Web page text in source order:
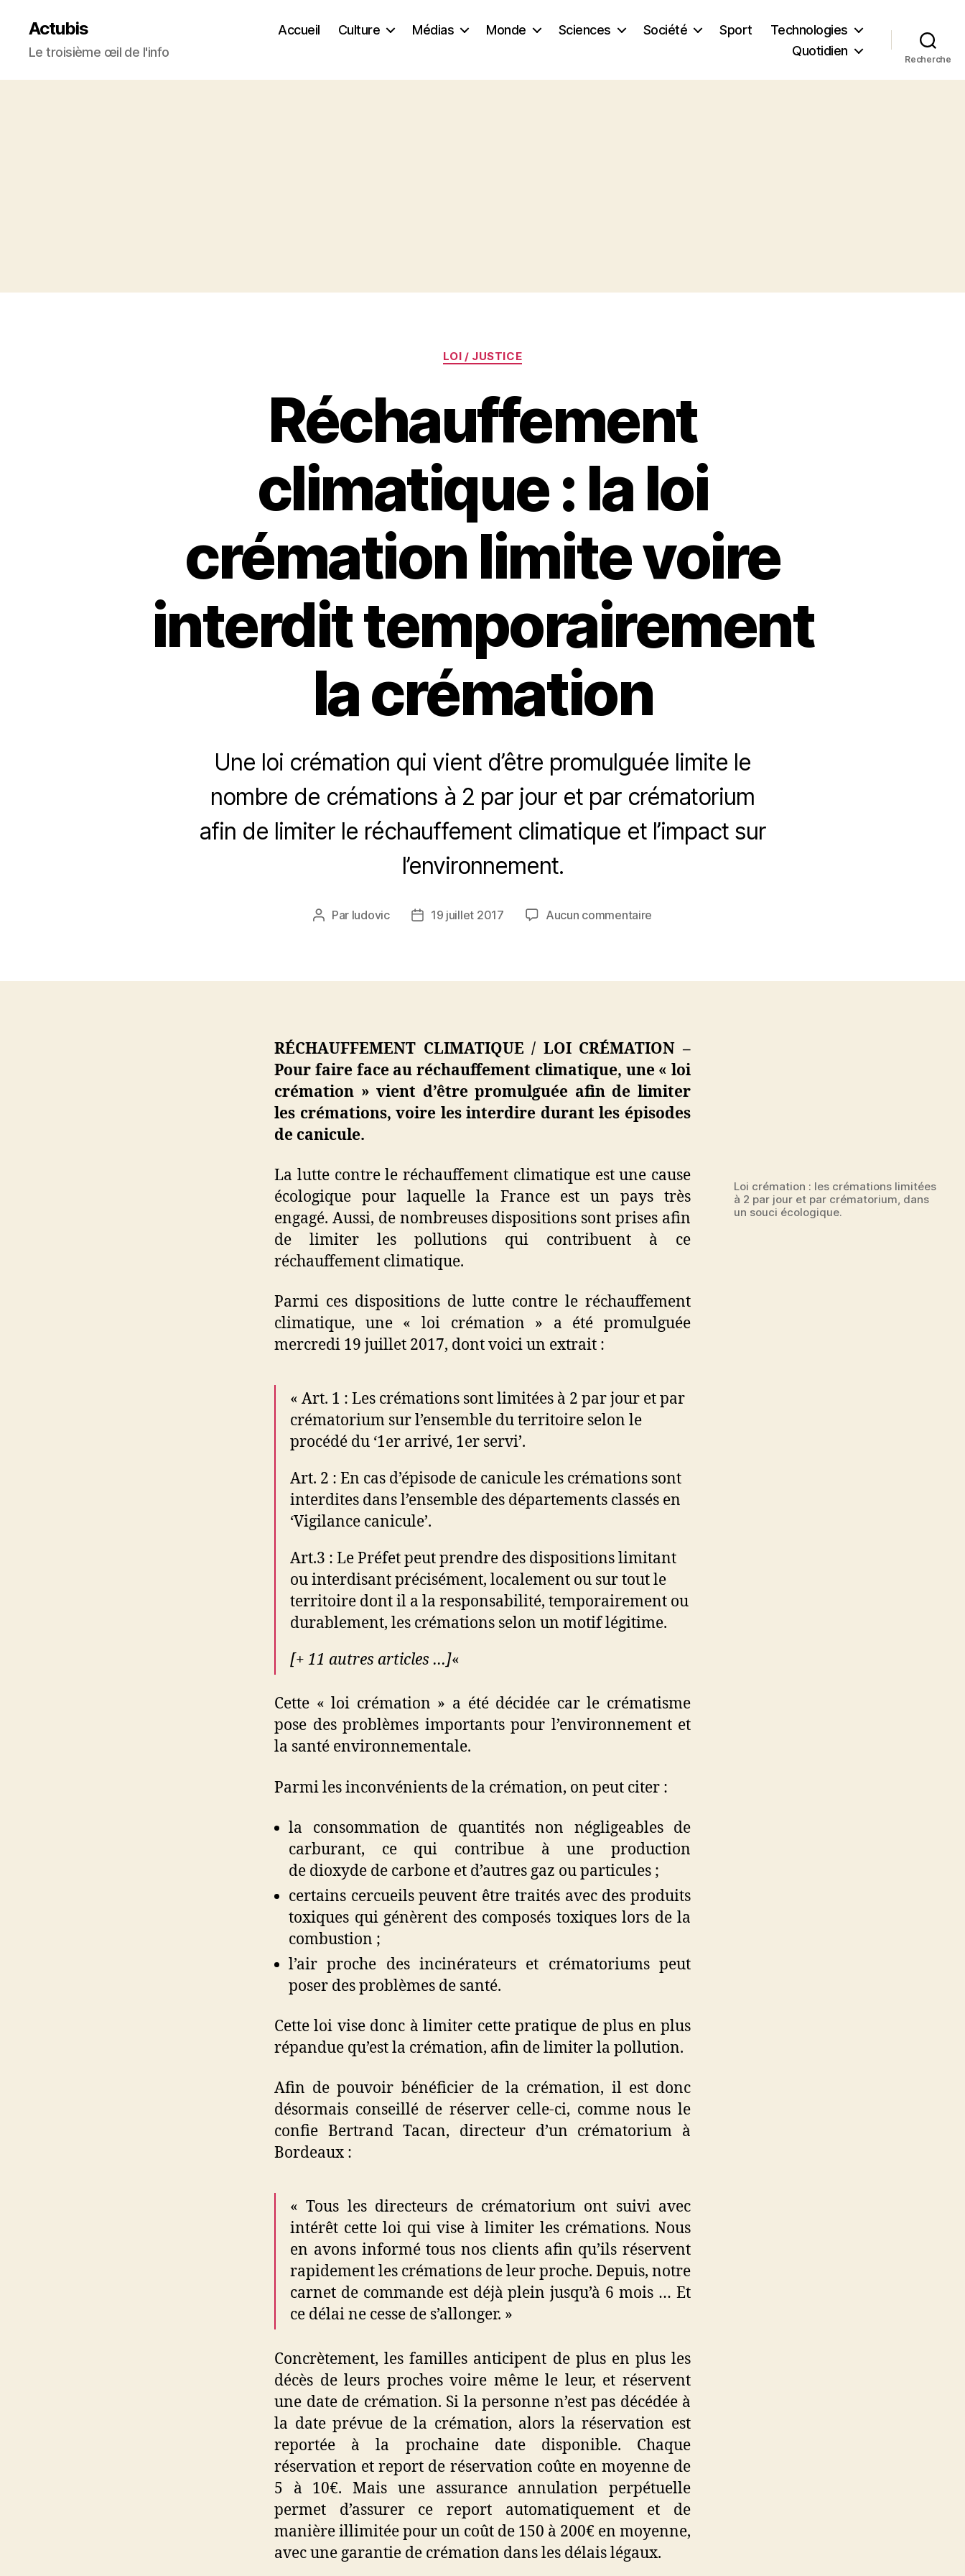
Actubis
Le troisième œil de l'info
Accueil Culture Médias Monde Sciences Société Sport
Technologies
Quotidien
Recherche
Catégories
LOI / JUSTICE
Réchauffement
climatique : la loi
crémation limite voire
interdit temporairement
la crémation
Une loi crémation qui vient d’être promulguée limite le
nombre de crémations à 2 par jour et par crématorium
afin de limiter le réchauffement climatique et l’impact sur
l’environnement.
Auteur
Par ludovic
Date19 juillet 2017 Aucun commentaire
la
voire
interdit
temporairement
crémation
RÉCHAUFFEMENT CLIMATIQUE / LOI CRÉMATION –
Pour faire face au réchauffement climatique, une « loi
crémation » vient d’être promulguée afin de limiter
les crémations, voire les interdire durant les épisodes
de canicule.
Loi crémation : les crémations limitées
à 2 par jour et par crématorium, dans
un souci écologique.
La lutte contre le réchauffement climatique est une cause
écologique pour laquelle la France est un pays très
engagé. Aussi, de nombreuses dispositions sont prises afin
de limiter les pollutions qui contribuent à ce
réchauffement climatique.
Parmi ces dispositions de lutte contre le réchauffement
climatique, une « loi crémation » a été promulguée
mercredi 19 juillet 2017, dont voici un extrait :
« Art. 1 : Les crémations sont limitées à 2 par jour et par
crématorium sur l’ensemble du territoire selon le
procédé du ‘1er arrivé, 1er servi’.
Art. 2 : En cas d’épisode de canicule les crémations sont
interdites dans l’ensemble des départements classés en
‘Vigilance canicule’.
Art.3 : Le Préfet peut prendre des dispositions limitant
ou interdisant précisément, localement ou sur tout le
territoire dont il a la responsabilité, temporairement ou
durablement, les crémations selon un motif légitime.
[+ 11 autres articles …]«
Cette « loi crémation » a été décidée car le crématisme
pose des problèmes importants pour l’environnement et
la santé environnementale.
Parmi les inconvénients de la crémation, on peut citer :
la consommation de quantités non négligeables de
carburant, ce qui contribue à une production
de dioxyde de carbone et d’autres gaz ou particules ;
certains cercueils peuvent être traités avec des produits
toxiques qui génèrent des composés toxiques lors de la
combustion ;
l’air proche des incinérateurs et crématoriums peut
poser des problèmes de santé.
Cette loi vise donc à limiter cette pratique de plus en plus
répandue qu’est la crémation, afin de limiter la pollution.
Afin de pouvoir bénéficier de la crémation, il est donc
désormais conseillé de réserver celle-ci, comme nous le
confie Bertrand Tacan, directeur d’un crématorium à
Bordeaux :
« Tous les directeurs de crématorium ont suivi avec
intérêt cette loi qui vise à limiter les crémations. Nous
en avons informé tous nos clients afin qu’ils réservent
rapidement les crémations de leur proche. Depuis, notre
carnet de commande est déjà plein jusqu’à 6 mois … Et
ce délai ne cesse de s’allonger. »
Concrètement, les familles anticipent de plus en plus les
décès de leurs proches voire même le leur, et réservent
une date de crémation. Si la personne n’est pas décédée à
la date prévue de la crémation, alors la réservation est
reportée à la prochaine date disponible. Chaque
réservation et report de réservation coûte en moyenne de
5 à 10€. Mais une assurance annulation perpétuelle
permet d’assurer ce report automatiquement et de
manière illimitée pour un coût de 150 à 200€ en moyenne,
avec une garantie de crémation dans les délais légaux.